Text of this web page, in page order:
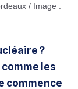
?
les
commence